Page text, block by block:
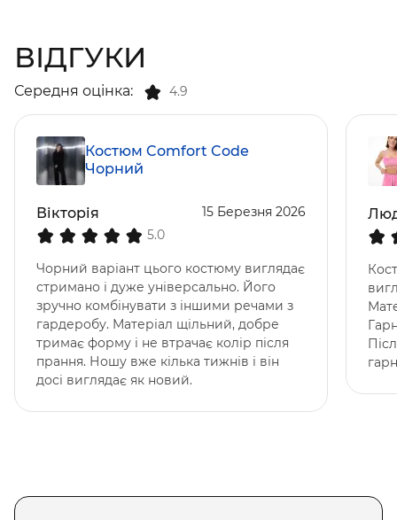
ВІДГУКИ
Середня оцінка: 4.9
Костюм Comfort Code
Чорний
Вікторія
5.0
15 Березня 2026
Чорний варіант цього костюму виглядає
стримано і дуже універсально. Його
зручно комбінувати з іншими речами з
гардеробу. Матеріал щільний, добре
тримає форму і не втрачає колір після
прання. Ношу вже кілька тижнів і він
досі виглядає як новий.